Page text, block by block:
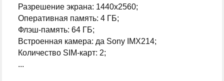
Разрешение экрана: 1440x2560;
Оперативная память: 4 ГБ;
Флэш-память: 64 ГБ;
Встроенная камера: да Sony IMX214;
Количество SIM-карт: 2;
...